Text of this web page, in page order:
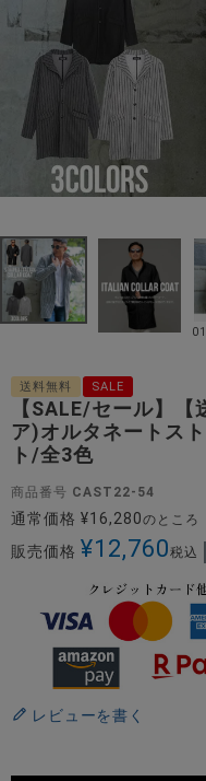
送料無料 SALE
【SALE/セール】
ア)オルタネートス
ト/全3色
商品番号 CAST22-54
通常価格 ¥16,280のところ
販売価格 ¥12,760税込
レビューを書く